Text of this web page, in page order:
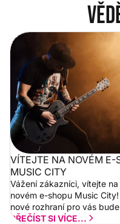
Vítejte na novém e-
City
VÍTEJTE NA NOVÉM E-
MUSIC CITY
Vážení zákazníci, vítejte na
novém e-shopu Music
nové rozhraní pro vás
a rychlejší. Postupně
PŘEČÍST SI VÍCE...